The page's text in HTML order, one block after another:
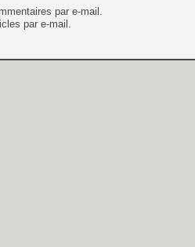
par e-mail.
par e-mail.